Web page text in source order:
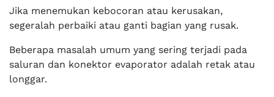
Jika menemukan kebocoran atau kerusakan,
segeralah perbaiki atau ganti bagian yang rusak.
Beberapa masalah umum yang sering terjadi pada
saluran dan konektor evaporator adalah retak atau
longgar.